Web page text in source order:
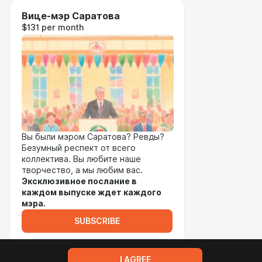
Вице-мэр Саратова
$131 per month
Вы были мэром Саратова? Ревды?
Безумный респект от всего
коллектива. Вы любите наше
творчество, а мы любим вас.
Эксклюзивное послание в
каждом выпуске ждет каждого
мэра.
SUBSCRIBE
I AGREE